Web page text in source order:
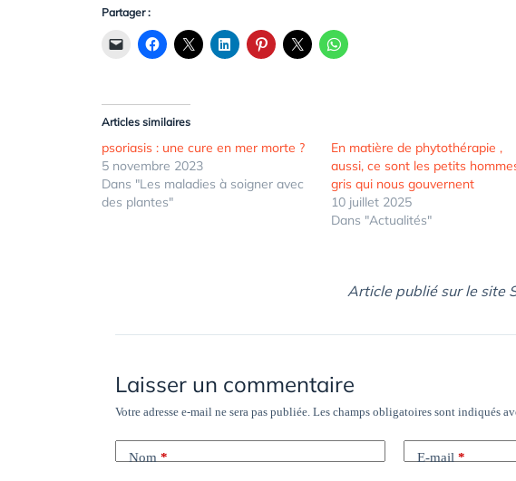
Partager :
Articles similaires
psoriasis : une cure en mer morte ?
5 novembre 2023
Dans "Les maladies à soigner avec
des plantes"
En matière de phytothérapie ,
aussi, ce sont les petits
gris qui nous gouvernent
10 juillet 2025
Dans "Actualités"
Article publié sur le site
Laisser un commentaire
Votre adresse e-mail ne sera pas publiée. Les champs obligatoires sont indiqués
Nom* E-mail*